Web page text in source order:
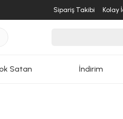
Sipariş Takibi Kolay
Satan İndirim